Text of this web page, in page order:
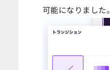
可能になりました。